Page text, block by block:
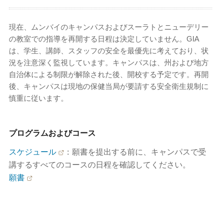
現在、ムンバイのキャンパスおよびスーラトとニューデリー
の教室での指導を再開する日程は決定していません。GIA
は、学生、講師、スタッフの安全を最優先に考えており、状
況を注意深く監視しています。キャンパスは、州および地方
自治体による制限が解除された後、開校する予定です。再開
後、キャンパスは現地の保健当局が要請する安全衛生規制に
慎重に従います。
プログラムおよびコース
スケジュール
：願書を提出する前に、キャンパスで受
講するすべてのコースの日程を確認してください。
願書